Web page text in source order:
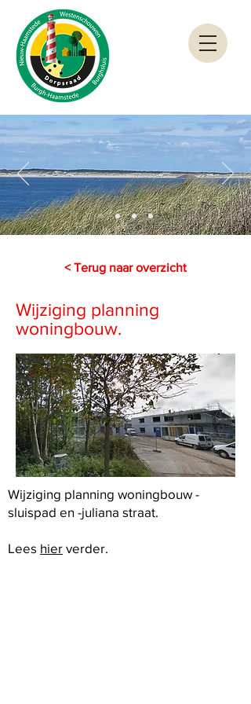
< Terug naar overzicht
Wijziging planning
woningbouw.
Wijziging planning woningbouw -
sluispad en -juliana straat.
Lees hier verder.